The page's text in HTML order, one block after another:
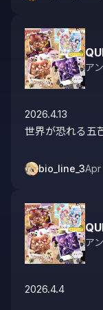
ア
2026.4.13
世界が恐れる五
bio_line_3Apr
ア
2026.4.4